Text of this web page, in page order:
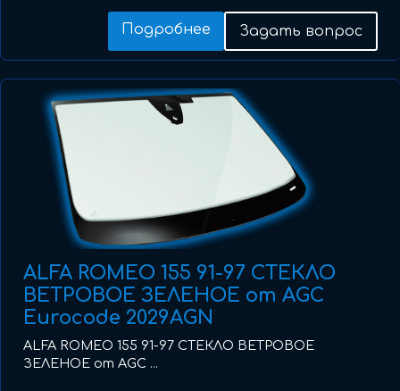
Подробнее Задать вопрос
ALFA ROMEO 155 91-97 СТЕКЛО
ВЕТРОВОЕ ЗЕЛЕНОЕ от AGC
Eurocode 2029AGN
ALFA ROMEO 155 91-97 СТЕКЛО ВЕТРОВОЕ
ЗЕЛЕНОЕ от AGC ...